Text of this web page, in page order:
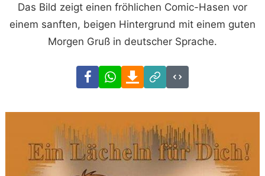
Das Bild zeigt einen fröhlichen Comic-Hasen vor
einem sanften, beigen Hintergrund mit einem guten
Morgen Gruß in deutscher Sprache.
FacebookWhatsAppDownload
Link
Code